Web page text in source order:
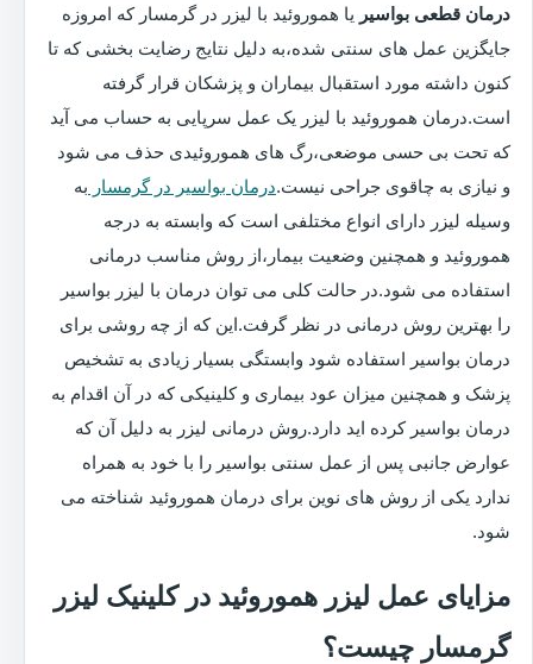
درمان قطعی بواسیر یا هموروئید با لیزر در گرمسار که امروزه
جایگزین عمل های سنتی شده،به دلیل نتایج رضایت بخشی که تا
کنون داشته مورد استقبال بیماران و پزشکان قرار گرفته
است.درمان هموروئید با لیزر یک عمل سرپایی به حساب می آید
که تحت بی حسی موضعی،رگ های هموروئیدی حذف می شود
و نیازی به چاقوی جراحی نیست.درمان بواسیر در گرمسار به
وسیله لیزر دارای انواع مختلفی است که وابسته به درجه
هموروئید و همچنین وضعیت بیمار،از روش مناسب درمانی
استفاده می شود.در حالت کلی می توان درمان با لیزر بواسیر
را بهترین روش درمانی در نظر گرفت.این که از چه روشی برای
درمان بواسیر استفاده شود وابستگی بسیار زیادی به تشخیص
پزشک و همچنین میزان عود بیماری و کلینیکی که در آن اقدام به
درمان بواسیر کرده اید دارد.روش درمانی لیزر به دلیل آن که
عوارض جانبی پس از عمل سنتی بواسیر را با خود به همراه
ندارد یکی از روش های نوین برای درمان هموروئید شناخته می
شود.
مزایای عمل لیزر هموروئید در کلینیک لیزر
گرمسار چیست؟